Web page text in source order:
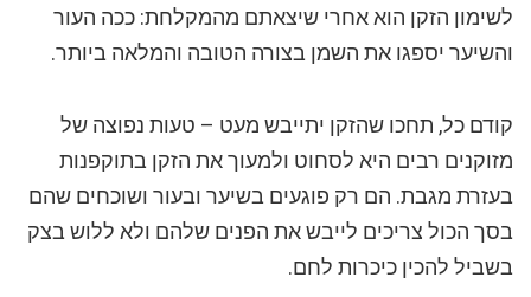
לשימון הזקן הוא אחרי שיצאתם מהמקלחת: ככה העור
והשיער יספגו את השמן בצורה הטובה והמלאה ביותר.
קודם כל, תחכו שהזקן יתייבש מעט – טעות נפוצה של
מזוקנים רבים היא לסחוט ולמעוך את הזקן בתוקפנות
בעזרת מגבת. הם רק פוגעים בשיער ובעור ושוכחים שהם
בסך הכול צריכים לייבש את הפנים שלהם ולא ללוש בצק
בשביל להכין כיכרות לחם.